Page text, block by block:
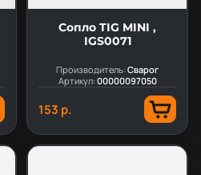
Сопло TIG MINI ,
IGS0071
Производитель:Сварог
Артикул:00000097050
153 р.